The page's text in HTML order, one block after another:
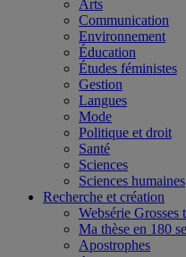
Arts
Communication
Environnement
Éducation
Études féministes
Gestion
Langues
Mode
Politique et droit
Santé
Sciences
Sciences humaines
Recherche et création
Websérie Grosses
Ma thèse en 180
Apostrophes